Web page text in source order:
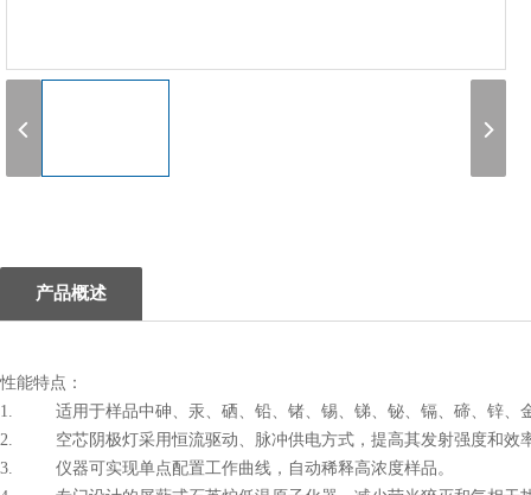
产品概述
性能特点：
1. 适用于样品中砷、汞、硒、铅、锗、锡、锑、铋、镉、碲、锌、
2. 空芯阴极灯采用恒流驱动、脉冲供电方式，提高其发射强度和效
3. 仪器可实现单点配置工作曲线，自动稀释高浓度样品。